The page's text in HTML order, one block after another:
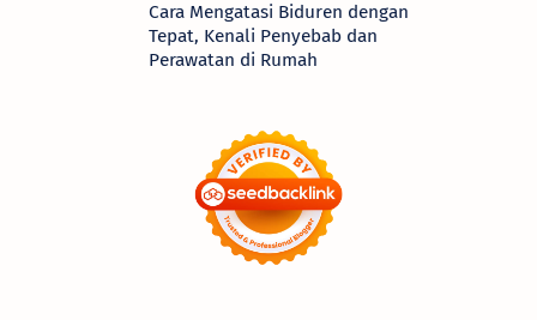
Cara Mengatasi Biduren dengan
Tepat, Kenali Penyebab dan
Perawatan di Rumah